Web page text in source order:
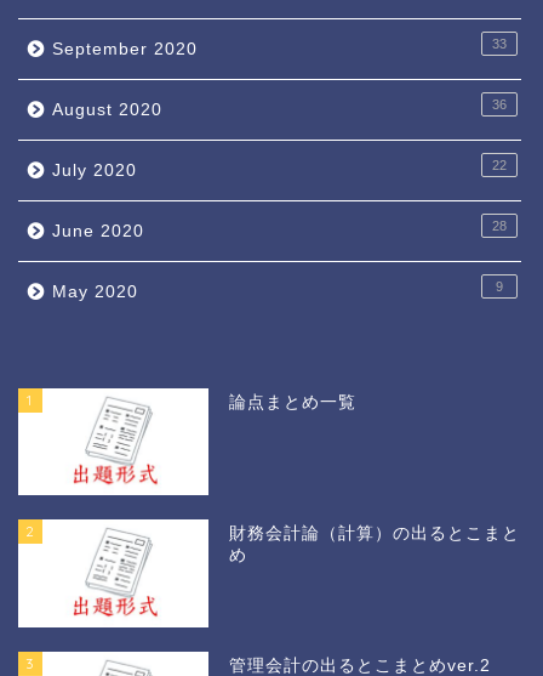
September 2020 33
August 2020 36
July 2020 22
June 2020 28
May 2020 9
1 論点まとめ一覧
2
財務会計論（計算）の出るとこまと
め
3 管理会計の出るとこまとめver.2